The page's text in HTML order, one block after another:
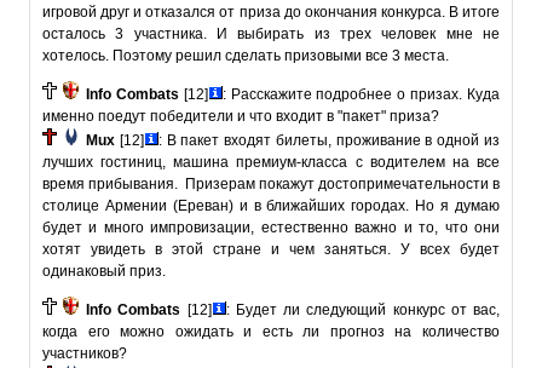
игровой друг и отказался от приза до окончания конкурса. В итоге
осталось 3 участника. И выбирать из трех человек мне не
хотелось. Поэтому решил сделать призовыми все 3 места.
Info Combats [12]
: Расскажите подробнее о призах. Куда
именно поедут победители и что входит в "пакет" приза?
Mux [12]
: В пакет входят билеты, проживание в одной из
лучших гостиниц, машина премиум-класса с водителем на все
время прибывания. Призерам покажут достопримечательности в
столице Армении (Ереван) и в ближайших городах. Но я думаю
будет и много импровизации, естественно важно и то, что они
хотят увидеть в этой стране и чем заняться. У всех будет
одинаковый приз.
Info Combats [12]
: Будет ли следующий конкурс от вас,
когда его можно ожидать и есть ли прогноз на количество
участников?